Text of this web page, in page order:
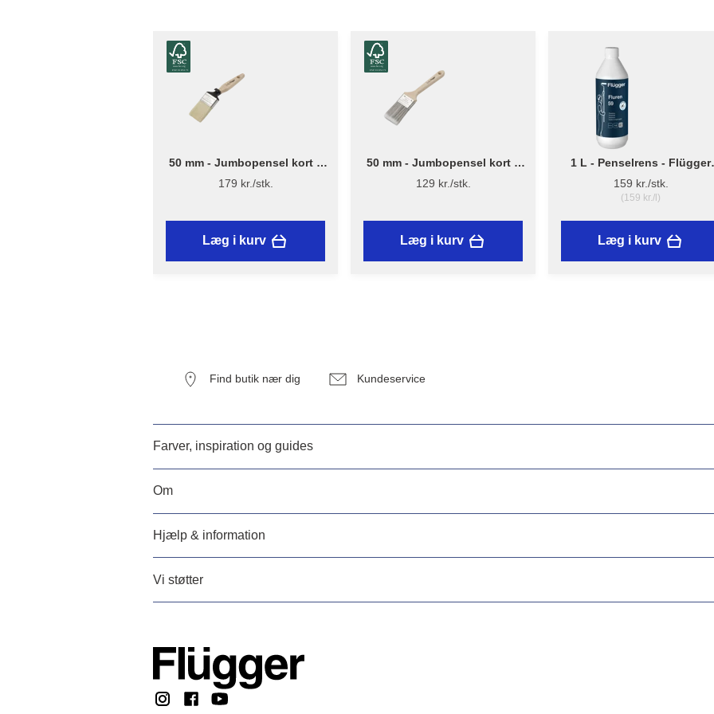
50 mm - Jumbopensel kort –
Flügger Excellence Series
179 kr./stk.
Læg i kurv
50 mm - Jumbopensel kort –
Flügger Pro Series
129 kr./stk.
Læg i kurv
1 L - Penselrens - Flügger
Fluren 59
159 kr./stk.
(159 kr./l)
Læg i kurv
Find butik nær dig Kundeservice
Farver, inspiration og guides
Om
Hjælp & information
Vi støtter